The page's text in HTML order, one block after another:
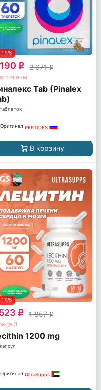
q 2 671q
Tab (Pinalex
PEPTIDES
В корзину
q 1 857q
3
1200 mg
UltraSupps